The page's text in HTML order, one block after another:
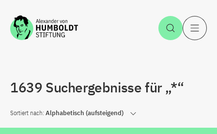
Zum Inhalt springen Suche
1639 Suchergebnisse für „*“
Sortiert nach: Alphabetisch (aufsteigend)